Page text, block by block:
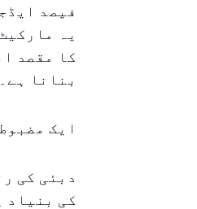
فیصد
یہ
کا مقصد
بنانا ہے۔
ایک
دبئی کی
کی بنیاد